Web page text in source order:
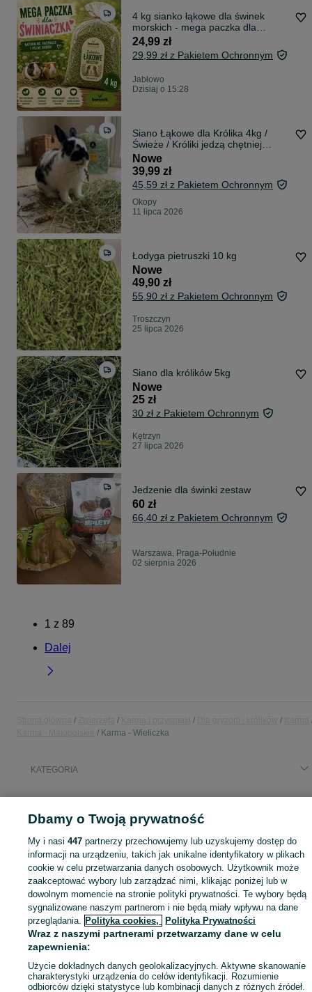
4 kg sianko łąkowe dla świnek
morskich - mega paczka dla
świniaczka - BOROWIK
24,99 zł
29,99 zł z Pakietem Ochronnym
Jabłowo
Dzisiaj o 15:28
Siano Łąkowe dla Królika 4kg /
Świeże / Króliki jedzą chętniej
/Zbiór 2026 Folwark Okopy
Nowe
39,99 zł
45,59 zł z Pakietem Ochronnym
Okopy
11 lipca 2026
Łodyga pietruszki 10 kg
Nowe
49,90 zł
55,90 zł z Pakietem Ochronnym
Troszczyn
25 lipca 2026
Siano dla królików 5kg
Nowe
25 zł
30 zł z Pakietem Ochronnym
Kętrzyn
27 lipca 2026
Jedzenie dla świnki zestaw
60 zł
66,40 zł z Pakietem Ochronnym
Warszawa, Praga-Południe
02 sierpnia 2026
1 z 89
Dalej
Karma - Wieliczka
KATEGORIA
Mapa kategorii
Mapa miejscowości
Mapa ministron
Popularne wyszukiwania
Dbamy o Twoją prywatność
My i nasi447 partnerzy przechowujemy lub uzyskujemy dostęp do
informacji na urządzeniu, takich jak unikalne identyfikatory w plikach
cookie w celu przetwarzania danych osobowych. Użytkownik może
zaakceptować wybory lub zarządzać nimi, klikając poniżej lub w
dowolnym momencie na stronie polityki prywatności. Te wybory będą
sygnalizowane naszym partnerom i nie będą miały wpływu na dane
przeglądania. Polityka cookies, Polityka Prywatności
Wraz z naszymi partnerami przetwarzamy dane w celu
zapewnienia:
Użycie dokładnych danych geolokalizacyjnych. Aktywne skanowanie
charakterystyki urządzenia do celów identyfikacji. Rozumienie
odbiorców dzięki statystyce lub kombinacji danych z różnych źródeł.